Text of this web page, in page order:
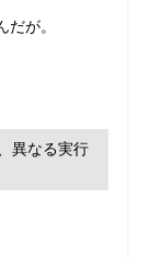
が。
異なる実行